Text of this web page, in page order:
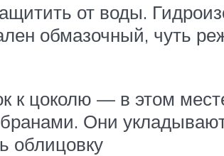
от воды.
обмазочный, чуть
к цоколю — в этом
Они
облицовку